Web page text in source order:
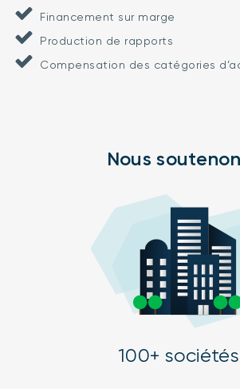
Financement sur marge
Production de rapports
Compensation des catégories
Nous
100+ sociétés